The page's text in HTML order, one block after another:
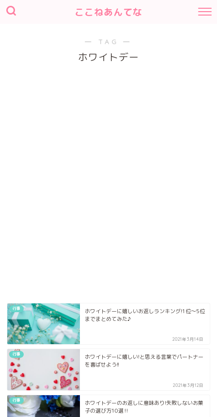
ここねあんてな
― TAG ―
ホワイトデー
行事
ホワイトデーに嬉しいお返しランキング!1位～5位
までまとめてみた♪
2021年3月14日
行事
ホワイトデーに嬉しい!と思える言葉でパートナー
を喜ばせよう!!
2021年3月12日
行事
ホワイトデーのお返しに意味あり!失敗しないお菓
子の選び方10選‼︎